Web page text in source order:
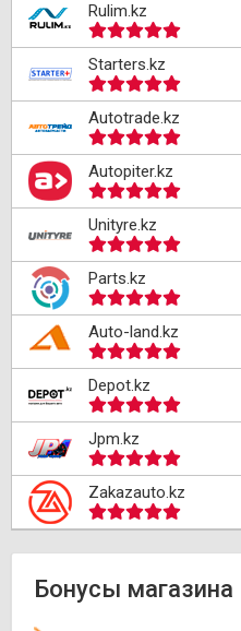
Rulim.kz
Starters.kz
Autotrade.kz
Autopiter.kz
Unityre.kz
Parts.kz
Auto-land.kz
Depot.kz
Jpm.kz
Zakazauto.kz
Бонусы магазина